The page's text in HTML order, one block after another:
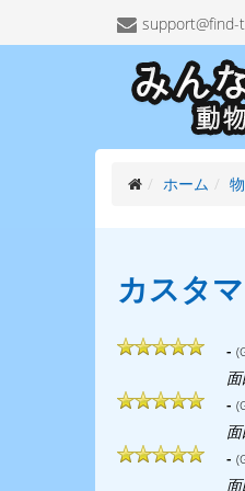
support@find-
ホーム
カスタ
-
-
-